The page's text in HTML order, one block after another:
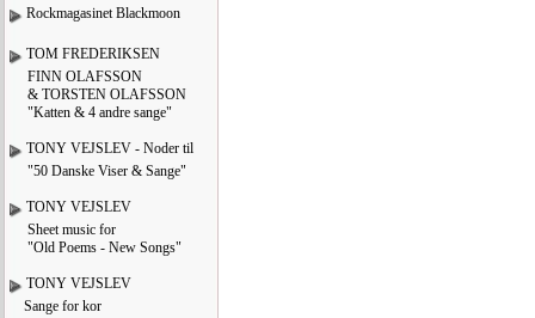
Rockmagasinet Blackmoon
TOM FREDERIKSEN
FINN OLAFSSON
& TORSTEN OLAFSSON
"Katten & 4 andre sange"
TONY VEJSLEV - Noder til
"50 Danske Viser & Sange"
TONY VEJSLEV
Sheet music for
"Old Poems - New Songs"
TONY VEJSLEV
Sange for kor